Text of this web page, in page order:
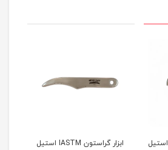
ابزار گراستون IASTM استیل
ابزار گراستون IASTM استیل